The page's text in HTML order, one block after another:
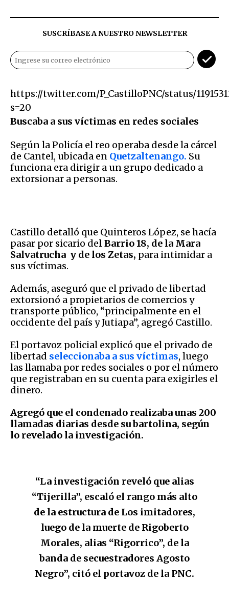
SUSCRÍBASE A NUESTRO NEWSLETTER
https://twitter.com/P_CastilloPNC/status/
s=20
Buscaba a sus víctimas en redes sociales
Según la Policía el reo operaba desde la cárcel
de Cantel, ubicada en Quetzaltenango. Su
funciona era dirigir a un grupo dedicado a
extorsionar a personas.
Castillo detalló que Quinteros López, se hacía
pasar por sicario del Barrio 18, de la Mara
Salvatrucha y de los Zetas, para intimidar a
sus víctimas.
Además, aseguró que el privado de libertad
extorsionó a propietarios de comercios y
transporte público, “principalmente en el
occidente del país y Jutiapa”, agregó Castillo.
El portavoz policial explicó que el privado de
libertad seleccionaba a sus víctimas, luego
las llamaba por redes sociales o por el número
que registraban en su cuenta para exigirles el
dinero.
Agregó que el condenado realizaba unas 200
llamadas diarias desde su bartolina, según
lo revelado la investigación.
“La investigación reveló que alias
“Tijerilla”, escaló el rango más alto
de la estructura de Los imitadores,
luego de la muerte de Rigoberto
Morales, alias “Rigorrico”, de la
banda de secuestradores Agosto
Negro”, citó el portavoz de la PNC.